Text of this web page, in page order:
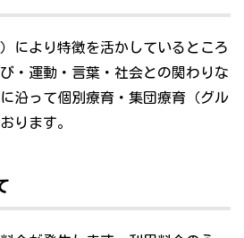
により特徴を活かしているところ
・運動・言葉・社会との関わりな
沿って個別療育・集団療育（グル
ります。